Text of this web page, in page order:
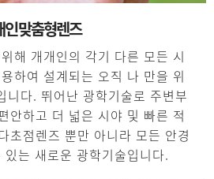
인맞춤형렌즈
해 개개인의 각기 다른 모든 시
하여 설계되는 오직 나 만을 위
니다. 뛰어난 광학기술로 주변부
안하고 더 넓은 시야 및 빠른 적
초점렌즈 뿐만 아니라 모든 안경
는 새로운 광학기술입니다.